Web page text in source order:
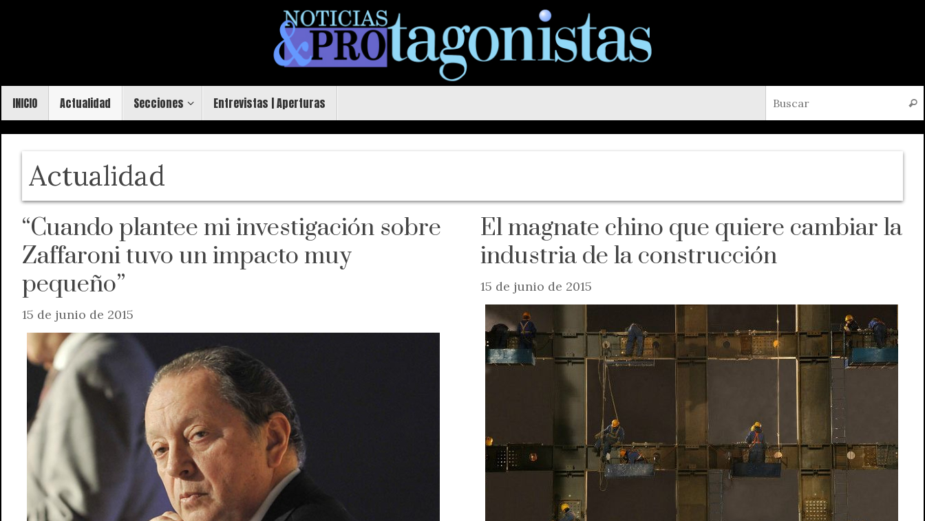
contenido
INICIO Actualidad Secciones Entrevistas | Aperturas
Actualidad
“Cuando plantee mi investigación sobre
Zaffaroni tuvo un impacto muy
pequeño”
15 de junio de 2015
El magnate chino que quiere cambiar la
industria de la construcción
15 de junio de 2015